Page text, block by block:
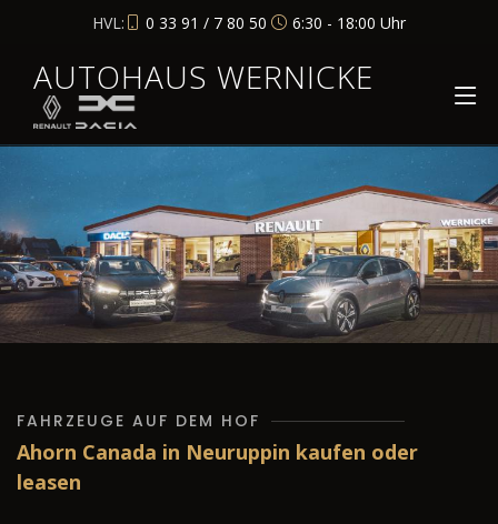
HVL: 0 33 91 / 7 80 50 6:30 - 18:00 Uhr
AUTOHAUS WERNICKE
FAHRZEUGE AUF DEM HOF
Ahorn Canada in Neuruppin kaufen oder
leasen